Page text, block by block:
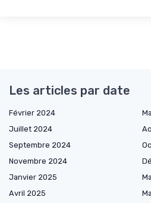
Les articles par date
Février 2024
Juillet 2024
Septembre 2024
Novembre 2024
Janvier 2025
Avril 2025